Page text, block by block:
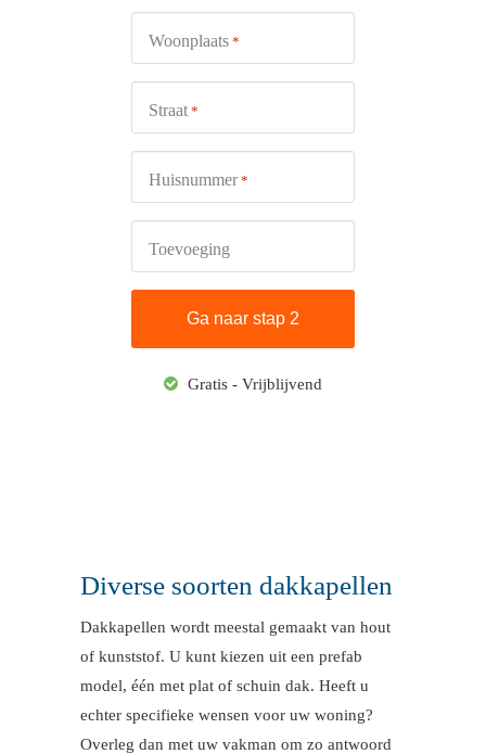
Woonplaats *
Straat *
Huisnummer *
Toevoeging
Gratis - Vrijblijvend
Diverse soorten dakkapellen
Dakkapellen wordt meestal gemaakt van hout
of kunststof. U kunt kiezen uit een prefab
model, één met plat of schuin dak. Heeft u
echter specifieke wensen voor uw woning?
Overleg dan met uw vakman om zo antwoord